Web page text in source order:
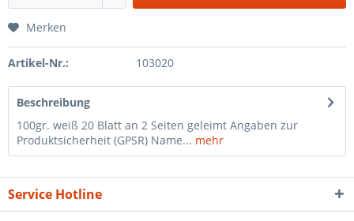
Merken
Artikel-Nr.: 103020
Beschreibung
100gr. weiß 20 Blatt an 2 Seiten geleimt Angaben zur
Produktsicherheit (GPSR) Name... mehr
Service Hotline